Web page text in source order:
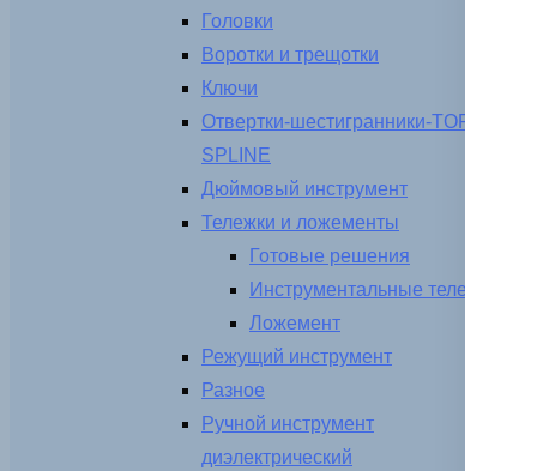
Головки
Воротки и трещотки
Ключи
Отвертки-шестигранники-TORX-
SPLINE
Дюймовый инструмент
Тележки и ложементы
Готовые решения
Инструментальные тележки
Ложемент
Режущий инструмент
Разное
Ручной инструмент
диэлектрический